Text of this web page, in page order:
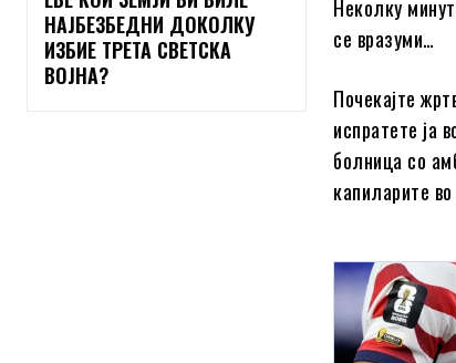
НАЈБЕЗБЕДНИ ДОКОЛКУ
ИЗБИЕ ТРЕТА СВЕТСКА
ВОЈНА?
Неколку
се вразуми…
Почекајте
испратете ја
болница со
капиларите